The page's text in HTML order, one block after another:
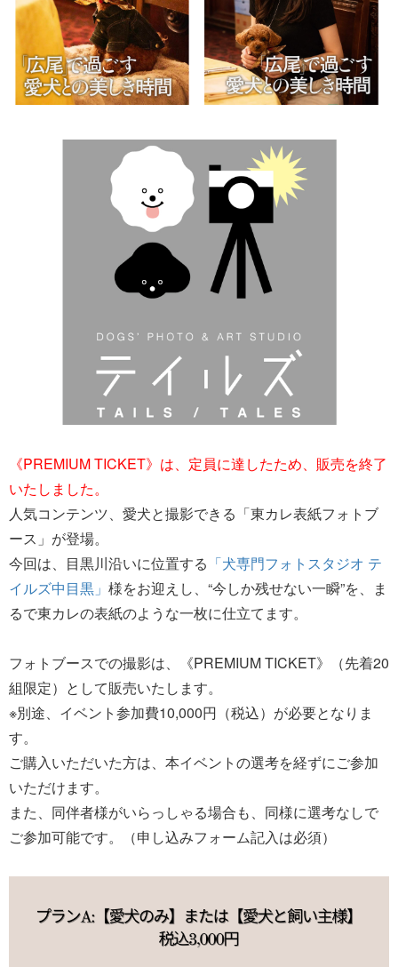
​《PREMIUM TICKET》は、定員に達したため、販売を終了
いたしました。
人気コンテンツ、愛犬と撮影できる「東カレ表紙フォトブ
ース」が登場。
今回は、目黒川沿いに位置する 「犬専門フォトスタジオ テ
イルズ中目黒」 様をお迎えし、“今しか残せない一瞬”を、ま
るで東カレの表紙のような一枚に仕立てます。
フォトブースでの撮影は、《PREMIUM TICKET》（先着20
組限定）として販売いたします。
※別途、イベント参加費10,000円（税込）が必要となりま
す。
ご購入いただいた方は、本イベントの選考を経ずにご参加
いただけます。
また、同伴者様がいらっしゃる場合も、同様に選考なしで
ご参加可能です。（申し込みフォーム記入は必須）